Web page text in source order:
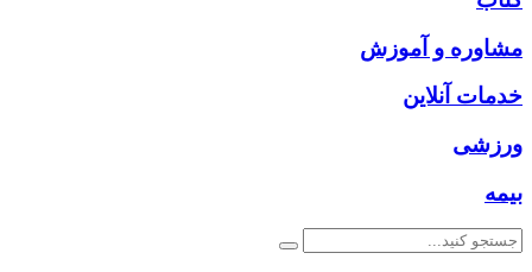
مشاوره و آموزش
خدمات آنلاین
ورزشی
بیمه